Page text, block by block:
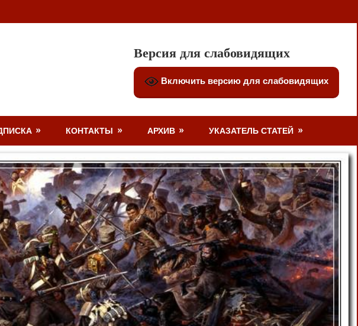
Версия для слабовидящих
Включить версию для слабовидящих
КОНТАКТЫ АРХИВ УКАЗАТЕЛЬ СТАТЕЙ